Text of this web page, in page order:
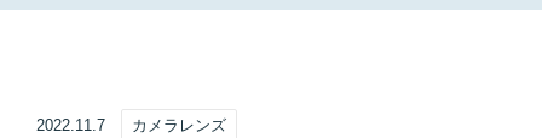
2022.11.7 カメラレンズ